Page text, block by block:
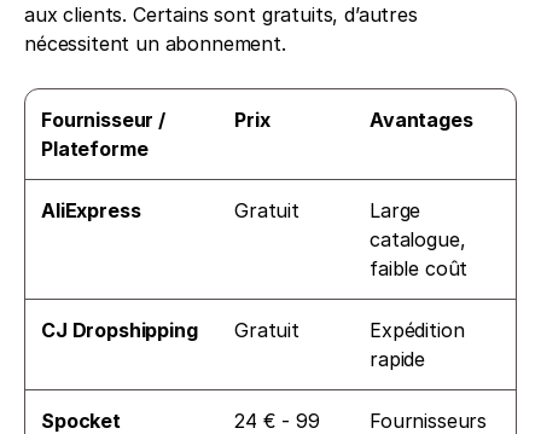
aux clients. Certains sont gratuits, d’autres
nécessitent un abonnement.
Fournisseur /
Plateforme
Prix Avantages
AliExpress Gratuit
Large
catalogue,
faible coût
CJ Dropshipping Gratuit
Expédition
rapide
Spocket
24 € - 99
Fournisseurs